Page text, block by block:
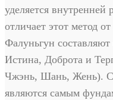
уделяется внутренней
отличает этот метод
Фалуньгун
Истина, Доброта и
Чжэнь, Шань, Жень).
являются самым